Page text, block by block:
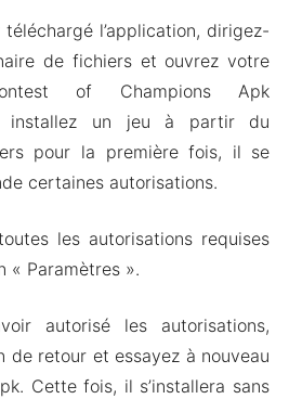
l’application, dirigez-
de fichiers et ouvrez votre
of Champions Apk
installez un jeu à partir du
pour la première fois, il se
certaines autorisations.
les autorisations requises
« Paramètres ».
autorisé les autorisations,
de retour et essayez à nouveau
Cette fois, il s’installera sans